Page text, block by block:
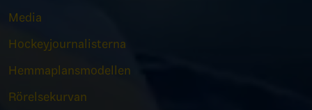
Media
Hockeyjournalisterna
Hemmaplansmodellen
Rörelsekurvan